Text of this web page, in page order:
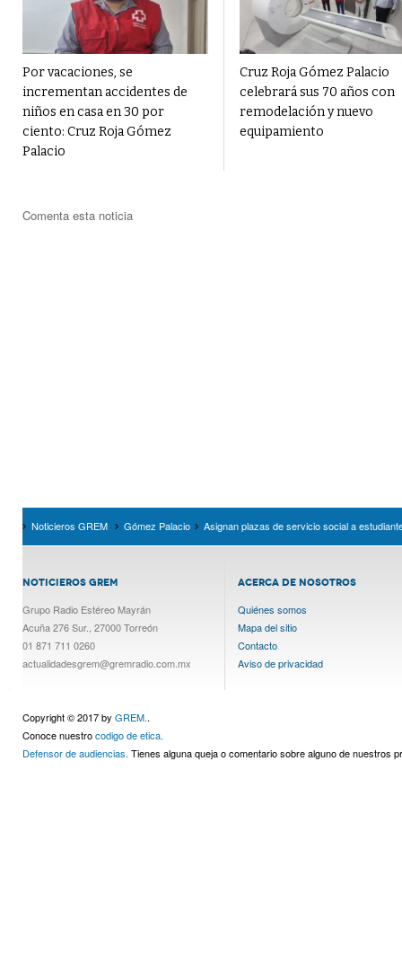
Por vacaciones, se
incrementan accidentes de
niños en casa en 30 por
ciento: Cruz Roja Gómez
Palacio
Cruz Roja Gómez Palacio
celebrará sus 70 años con
remodelación y nuevo
equipamiento
Comenta esta noticia
Noticieros GREM Gómez Palacio Asignan plazas de servicio social a
NOTICIEROS GREM
Grupo Radio Estéreo Mayrán
Acuña 276 Sur., 27000 Torreón
01 871 711 0260
actualidadesgrem@gremradio.com.mx
ACERCA DE NOSOTROS
Quiénes somos
Mapa del sitio
Contacto
Aviso de privacidad
Copyright © 2017 by GREM..
Conoce nuestrocodigo de etica.
Defensor de audiencias. Tienes alguna queja o comentario sobre alguno de nuestros